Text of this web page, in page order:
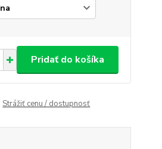
Pridať do košíka
Strážiť cenu / dostupnosť